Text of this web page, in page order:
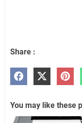
Share :
You may like these